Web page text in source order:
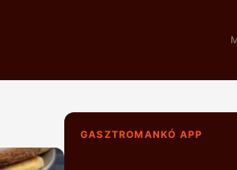
GASZTROMANKÓ APP